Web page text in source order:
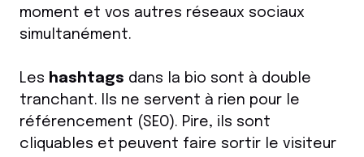
moment et vos autres réseaux sociaux
simultanément.
Les hashtags dans la bio sont à double
tranchant. Ils ne servent à rien pour le
référencement (SEO). Pire, ils sont
cliquables et peuvent faire sortir le visiteur